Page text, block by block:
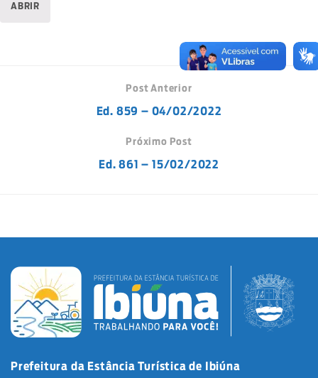
ABRIR
Post Anterior
Ed. 859 – 04/02/2022
Próximo Post
Ed. 861 – 15/02/2022
Prefeitura da Estância Turística de Ibiúna